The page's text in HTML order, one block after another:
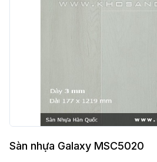
Sàn nhựa Galaxy MSC5020